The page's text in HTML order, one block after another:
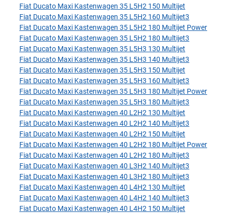
Fiat Ducato Maxi Kastenwagen 35 L5H2 150 Multijet
Fiat Ducato Maxi Kastenwagen 35 L5H2 160 Multijet3
Fiat Ducato Maxi Kastenwagen 35 L5H2 180 Multijet Power
Fiat Ducato Maxi Kastenwagen 35 L5H2 180 Multijet3
Fiat Ducato Maxi Kastenwagen 35 L5H3 130 Multijet
Fiat Ducato Maxi Kastenwagen 35 L5H3 140 Multijet3
Fiat Ducato Maxi Kastenwagen 35 L5H3 150 Multijet
Fiat Ducato Maxi Kastenwagen 35 L5H3 160 Multijet3
Fiat Ducato Maxi Kastenwagen 35 L5H3 180 Multijet Power
Fiat Ducato Maxi Kastenwagen 35 L5H3 180 Multijet3
Fiat Ducato Maxi Kastenwagen 40 L2H2 130 Multijet
Fiat Ducato Maxi Kastenwagen 40 L2H2 140 Multijet3
Fiat Ducato Maxi Kastenwagen 40 L2H2 150 Multijet
Fiat Ducato Maxi Kastenwagen 40 L2H2 180 Multijet Power
Fiat Ducato Maxi Kastenwagen 40 L2H2 180 Multijet3
Fiat Ducato Maxi Kastenwagen 40 L3H2 140 Multijet3
Fiat Ducato Maxi Kastenwagen 40 L3H2 180 Multijet3
Fiat Ducato Maxi Kastenwagen 40 L4H2 130 Multijet
Fiat Ducato Maxi Kastenwagen 40 L4H2 140 Multijet3
Fiat Ducato Maxi Kastenwagen 40 L4H2 150 Multijet